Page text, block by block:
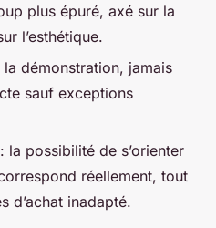
plus épuré, axé sur la
l’esthétique.
la démonstration, jamais
sauf exceptions
la possibilité de s’orienter
réellement, tout
d’achat inadapté.